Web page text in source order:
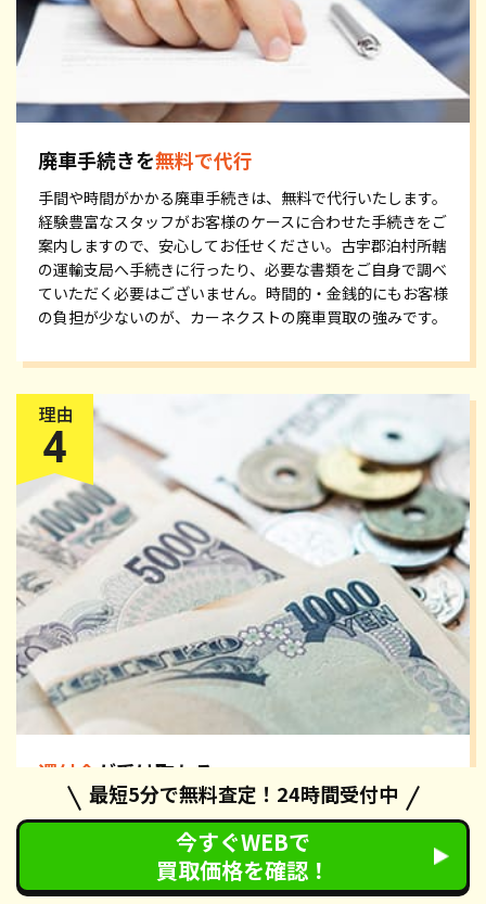
廃車手続きを無料で代行
手間や時間がかかる廃車手続きは、無料で代行いたします。
経験豊富なスタッフがお客様のケースに合わせた手続きをご
案内しますので、安心してお任せください。古宇郡泊村所轄
の運輸支局へ手続きに行ったり、必要な書類をご自身で調べ
ていただく必要はございません。時間的・金銭的にもお客様
の負担が少ないのが、カーネクストの廃車買取の強みです。
還付金が受け取れる
カーネクストの廃車手続きでは、自動車税の還付手続きも無
料で対応させていただいております。手続き完了後、約2ヶ
月で各都道府県の税務署から還付通知が届きます。還付通
知・身分証明書・認印を指定された金融機関へお持ちいただ
最短5分で無料査定！24時間受付中
今すぐWEBで
買取価格を確認！